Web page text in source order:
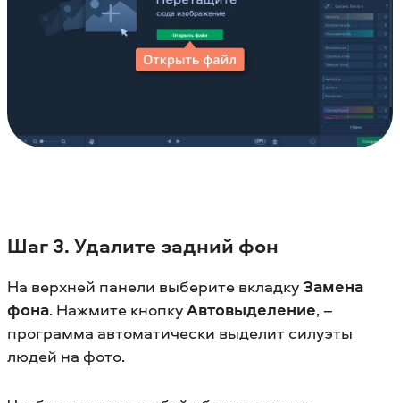
Шаг 3. Удалите задний фон
На верхней панели выберите вкладкуЗамена
фона. Нажмите кнопкуАвтовыделение, –
программа автоматически выделит силуэты
людей на фото.